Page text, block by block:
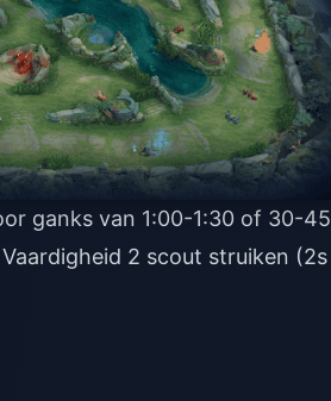
ganks van 1:00-1:30 of 30-45
2 scout struiken (2s